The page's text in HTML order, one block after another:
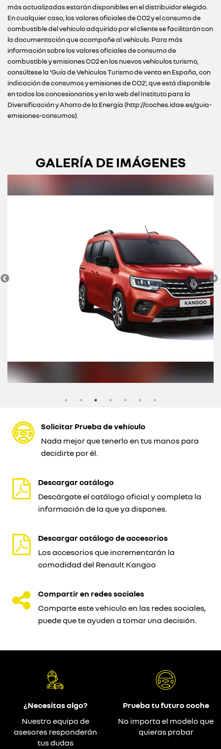
más actualizadas estarán disponibles en el distribuidor elegido.
En cualquier caso, los valores oficiales de CO2 y el consumo de
combustible del vehículo adquirido por el cliente se facilitarán con
la documentación que acompañe al vehículo. Para más
información sobre los valores oficiales de consumo de
combustible y emisiones CO2 en los nuevos vehículos turismo,
consúltese la 'Guía de Vehículos Turismo de venta en España, con
indicación de consumos y emisiones de CO2', que está disponible
en todos los concesionarios y en la web del Instituto para la
Diversificación y Ahorro de la Energía (http://coches.idae.es/guia-
emisiones-consumos).
GALERÍA DE IMÁGENES
Solicitar Prueba de vehículo
Nada mejor que tenerlo en tus manos para
decidirte por él.
Descargar catálogo
Descárgate el catálogo oficial y completa la
información de la que ya dispones.
Descargar catálogo de accesorios
Los accesorios que incrementarán la
comodidad del Renault Kangoo
Compartir en redes sociales
Comparte este vehiculo en las redes sociales,
puede que te ayuden a tomar una decisión.
¿Necesitas algo?
Nuestro equipo de
asesores responderán
tus dudas
Prueba tu futuro coche
No importa el modelo que
quieras probar